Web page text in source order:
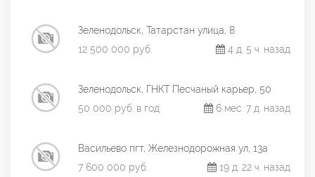
Зеленодольск, Татарстан улица, 8
12 500 000 руб.
4 д. 5 ч. назад
Зеленодольск, ГНКТ Песчаный карьер, 50
50 000 руб. в год
6 мес. 7 д. назад
Васильево пгт, Железнодорожная ул, 13а
7 600 000 руб.
19 д. 22 ч. назад